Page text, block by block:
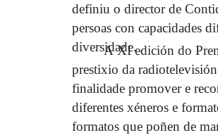
definiu o director de
persoas con capacidades
diversidade.
A XI edición do Premio
prestixio da
finalidade promover e
diferentes xéneros e
formatos que poñen de